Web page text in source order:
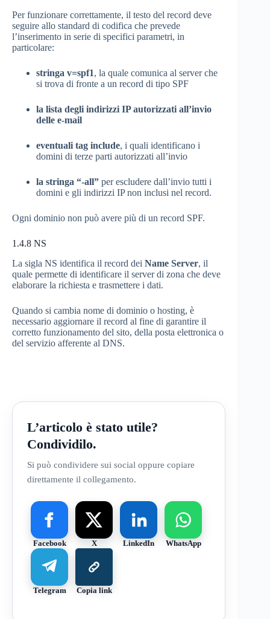
Per funzionare correttamente, il testo del record deve
seguire allo standard di codifica che prevede
l’inserimento in serie di specifici parametri, in
particolare:
stringa v=spf1, la quale comunica al server che
si trova di fronte a un record di tipo SPF
la lista degli indirizzi IP autorizzati all’invio
delle e-mail
eventuali tag include, i quali identificano i
domini di terze parti autorizzati all’invio
la stringa “-all” per escludere dall’invio tutti i
domini e gli indirizzi IP non inclusi nel record.
Ogni dominio non può avere più di un record SPF.
1.4.8 NS
La sigla NS identifica il record dei Name Server, il
quale permette di identificare il server di zona che deve
elaborare la richiesta e trasmettere i dati.
Quando si cambia nome di dominio o hosting, è
necessario aggiornare il record al fine di garantire il
corretto funzionamento del sito, della posta elettronica o
del servizio afferente al DNS.
L’articolo è stato utile?
Condividilo.
Si può condividere sui social oppure copiare
direttamente il collegamento.
Facebook X LinkedIn WhatsApp
Telegram Copia link